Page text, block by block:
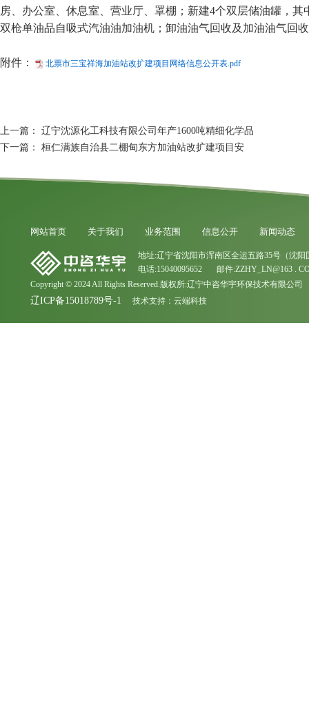
房、办公室、休息室、营业厅、罩棚；新建4个双层储油罐，
双枪单油品自吸式汽油油加油机；卸油油气回收及加油油气回
附件： 北票市三宝祥海加油站改扩建项目网络信息公开表.pdf
上一篇： 辽宁沈源化工科技有限公司年产1600吨精细化学品
下一篇： 桓仁满族自治县二棚甸东方加油站改扩建项目安
网站首页 关于我们 业务范围 信息公开 新闻动态
地址:辽宁省沈阳市浑南区全运五路35号（沈阳
电话:15040095652 邮件:ZZHY_LN@163 .
Copyright © 2024 All Rights Reserved.版权所:辽宁中咨华宇环保技术有限公司
辽ICP备15018789号-1 技术支持： 云端科技